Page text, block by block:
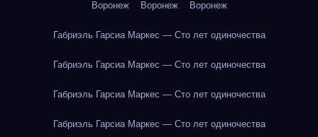
Воронеж Воронеж Воронеж
Габриэль Гарсиа Маркес — Сто лет одиночества
Габриэль Гарсиа Маркес — Сто лет одиночества
Габриэль Гарсиа Маркес — Сто лет одиночества
Габриэль Гарсиа Маркес — Сто лет одиночества